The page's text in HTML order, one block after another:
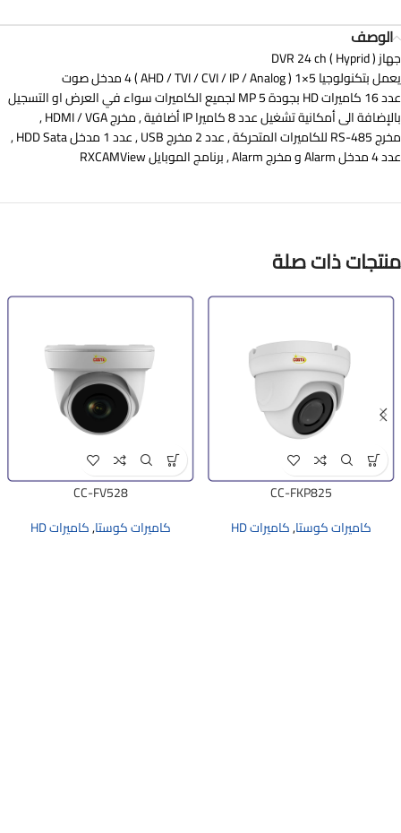
الوصف
جهاز DVR 24 ch ( Hyprid )
يعمل بتكنولوجيا 5×1 ( AHD / TVI / CVI / IP / Analog ) 4 مدخل صوت
عدد 16 كاميرات HD بجودة 5 MP لجميع الكاميرات سواء في العرض او التسجيل
بالإضافة الى أمكانية تشغيل عدد 8 كاميرا IP أضافية , مخرج HDMI / VGA ,
مخرج RS-485 للكاميرات المتحركة , عدد 2 مخرج USB , عدد 1 مدخل HDD Sata ,
عدد 4 مدخل Alarm و مخرج Alarm , برنامج الموبايل RXCAMView
منتجات ذات صلة
CC-FKP825
كاميرات كوستا,كاميرات HD
CC-FV528
كاميرات كوستا,كاميرات HD